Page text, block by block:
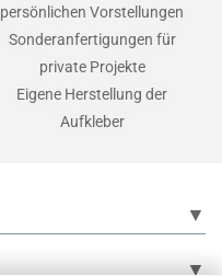
persönlichen Vorstellungen
Sonderanfertigungen für
private Projekte
Eigene Herstellung der
Aufkleber
▼
▼